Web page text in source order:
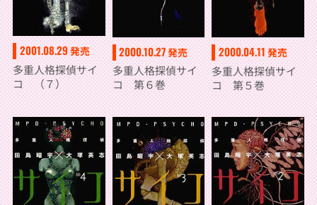
2001.08.29発売
多重人格探偵サイ
コ （７）
2000.10.27発売
多重人格探偵サイ
コ 第６巻
2000.04.11 発売
多重人格探偵サイ
コ 第５巻